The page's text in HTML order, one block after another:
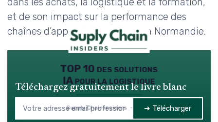
et de son impact sur la performance des
chaînes d’approvisionnement en Normandie.
TOP 10 des solutions
IA pour la logistique
Supply Chain Insiders — 2026
Téléchargez gratuitement le livre blanc
➔ Télécharger